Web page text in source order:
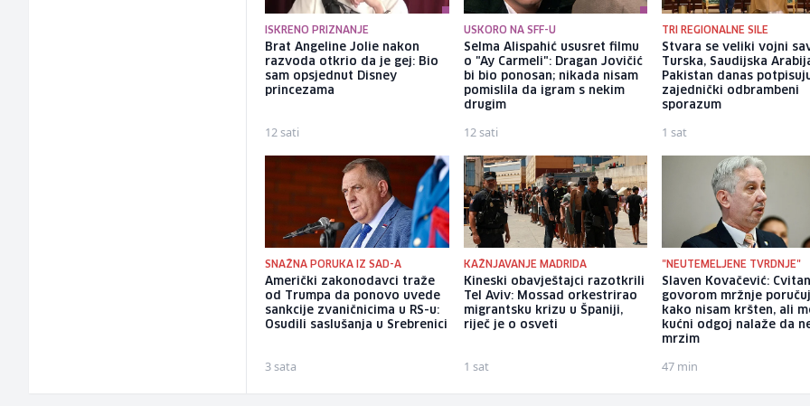
ISKRENO PRIZNANJE
Brat Angeline Jolie nakon
razvoda otkrio da je gej: Bio
sam opsjednut Disney
princezama
12 sati
USKORO NA SFF-U
Selma Alispahić ususret filmu
o "Ay Carmeli": Dragan Jovičić
bi bio ponosan; nikada nisam
pomislila da igram s nekim
drugim
12 sati
TRI REGIONALNE SILE
Stvara se veliki vojni
Turska, Saudijska
Pakistan danas
zajednički odbrambeni
sporazum
1 sat
SNAŽNA PORUKA IZ SAD-A
Američki zakonodavci traže
od Trumpa da ponovo uvede
sankcije zvaničnicima u RS-u:
Osudili saslušanja u Srebrenici
3 sata
KAŽNJAVANJE MADRIDA
Kineski obavještajci razotkrili
Tel Aviv: Mossad orkestrirao
migrantsku krizu u Španiji,
riječ je o osveti
1 sat
"NEUTEMELJENE TVRDNJE"
Slaven Kovačević:
govorom mržnje
kako nisam kršten, ali
kućni odgoj nalaže da
mrzim
47 min